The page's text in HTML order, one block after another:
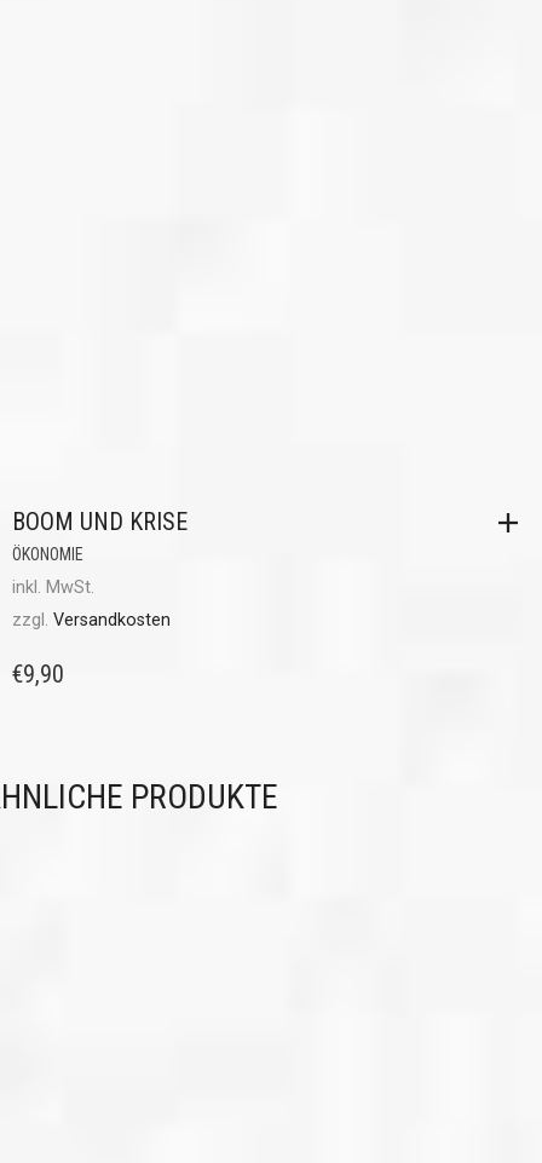
BOOM UND KRISE
ÖKONOMIE
inkl. MwSt.
zzgl. Versandkosten
€9,90
PRODUKTE